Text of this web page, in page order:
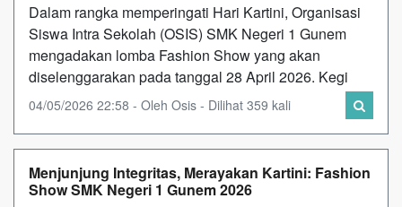
Dalam rangka memperingati Hari Kartini, Organisasi
Siswa Intra Sekolah (OSIS) SMK Negeri 1 Gunem
mengadakan lomba Fashion Show yang akan
diselenggarakan pada tanggal 28 April 2026. Kegi
04/05/2026 22:58 - Oleh Osis - Dilihat 359 kali
Menjunjung Integritas, Merayakan Kartini: Fashion
Show SMK Negeri 1 Gunem 2026